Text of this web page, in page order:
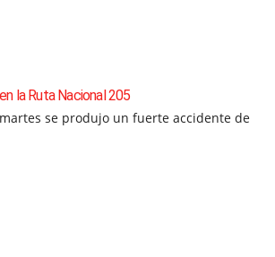
la Ruta Nacional 205
se produjo un fuerte accidente de